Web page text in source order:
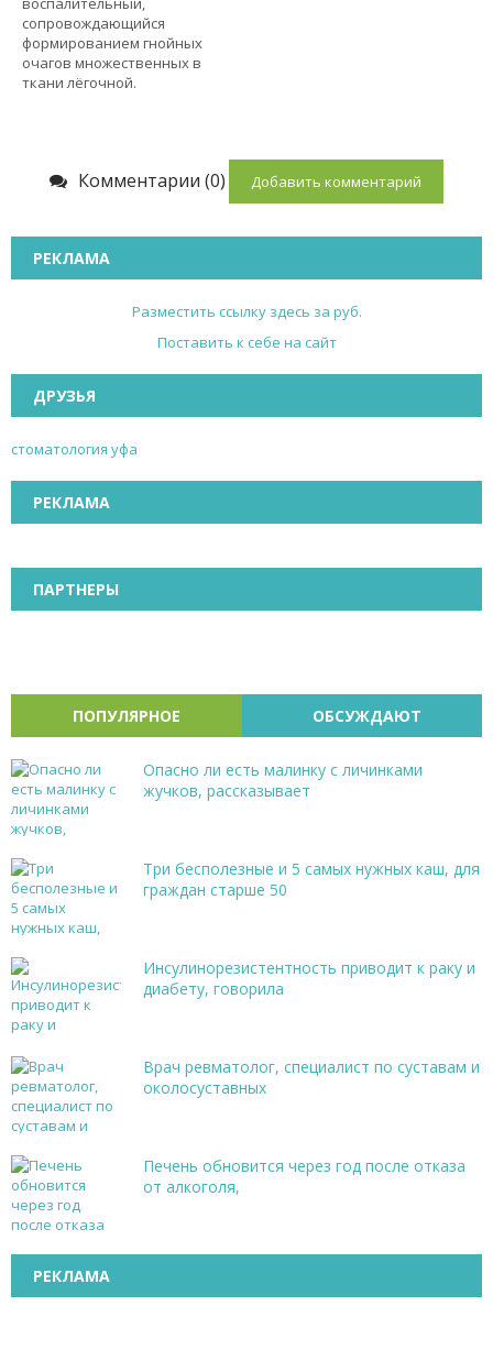
сопровождающийся
формированием гнойных
очагов множественных в
ткани лёгочной.
Комментарии (0) Добавить комментарий
РЕКЛАМА
Разместить ссылку здесь за руб.
Поставить к себе на сайт
ДРУЗЬЯ
стоматология уфа
РЕКЛАМА
ПАРТНЕРЫ
ПОПУЛЯРНОЕ ОБСУЖДАЮТ
Опасно ли есть малинку с личинками
жучков, рассказывает
Три бесполезные и 5 самых нужных каш, для
граждан старше 50
Инсулинорезистентность приводит к раку и
диабету, говорила
Врач ревматолог, специалист по суставам и
околосуставных
Печень обновится через год после отказа
от алкоголя,
РЕКЛАМА